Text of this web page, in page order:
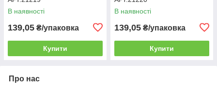
В наявності
139,05 ₴/упаковка
Купити
В наявності
139,05 ₴/упаковка
Купити
Про нас